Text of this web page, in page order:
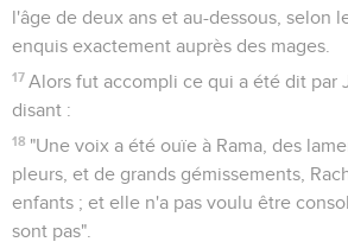
l'âge de deux ans et au-dessous, selon
enquis exactement auprès des mages.
17 Alors fut accompli ce qui a été dit par
disant :
18 "Une voix a été ouïe à Rama, des
pleurs, et de grands gémissements,
enfants ; et elle n'a pas voulu être
sont pas".